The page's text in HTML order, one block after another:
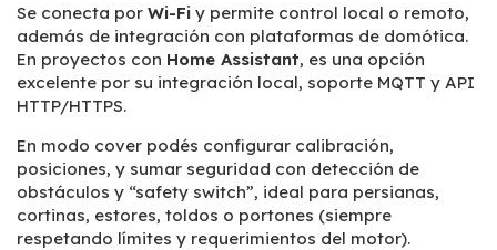
Se conecta por Wi-Fi y permite control local o remoto,
además de integración con plataformas de domótica.
En proyectos con Home Assistant, es una opción
excelente por su integración local, soporte MQTT y API
HTTP/HTTPS.
En modo cover podés configurar calibración,
posiciones, y sumar seguridad con detección de
obstáculos y “safety switch”, ideal para persianas,
cortinas, estores, toldos o portones (siempre
respetando límites y requerimientos del motor).